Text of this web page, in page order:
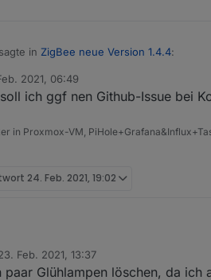
sagte in ZigBee neue Version 1.4.4:
sagte in ZigBee neue Version 1.4.4 :
{"action":"up-
das ist wieder so ein
2021, 06:49
soll ich ggf nen Github-Issue bei
in Proxmox-VM,
24. Feb. 2021, 19:02
externe konverter einbinmden für DIY
Feb. 2021, 13:37
von
paar Glühlampen löschen, da